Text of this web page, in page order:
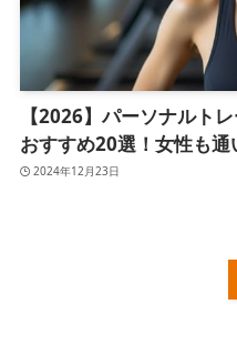
【2026】パーソナルト
おすすめ20選！女性も
2024年12月23日